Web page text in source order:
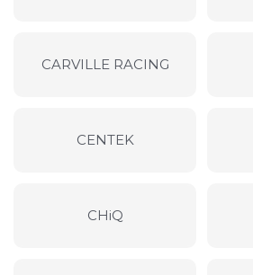
CARVILLE RACING
CENTEK
CHiQ